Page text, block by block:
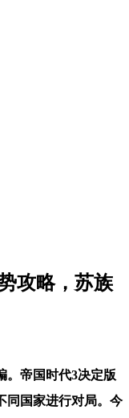
攻略，苏族
。帝国时代3决定版
同国家进行对局。今